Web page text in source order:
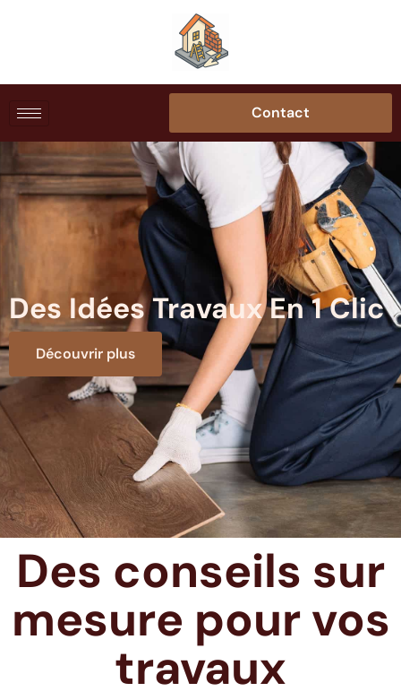
Contact
Des Idées Travaux En 1 Clic
Découvrir plus
Des conseils sur
mesure pour vos
travaux